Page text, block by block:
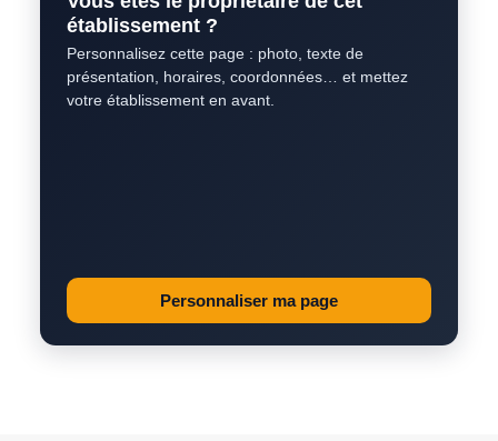
établissement ?
Personnalisez cette page : photo, texte de
présentation, horaires, coordonnées… et mettez
votre établissement en avant.
Personnaliser ma page